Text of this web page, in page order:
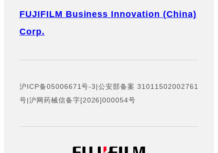
FUJIFILM Business Innovation (China)
Corp.
沪ICP备05006671号-3|公安部备案 31011502002761
号|沪网药械信备字[2026]000054号